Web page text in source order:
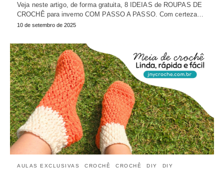
Veja neste artigo, de forma gratuita, 8 IDEIAS de ROUPAS DE
CROCHÊ para inverno COM PASSO A PASSO. Com certeza…
10 de setembro de 2025
AULAS EXCLUSIVAS CROCHÊ CROCHÊ DIY DIY